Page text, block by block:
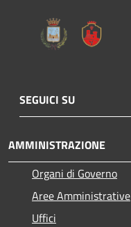
SEGUICI SU
AMMINISTRAZIONE
Organi di Governo
Aree Amministrative
Uffici